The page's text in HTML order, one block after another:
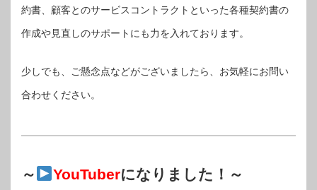
約書、顧客とのサービスコントラクトといった各種契約書の
作成や見直しのサポートにも力を入れております。
少しでも、ご懸念点などがございましたら、お気軽にお問い
合わせください。
～ YouTuberになりました！～